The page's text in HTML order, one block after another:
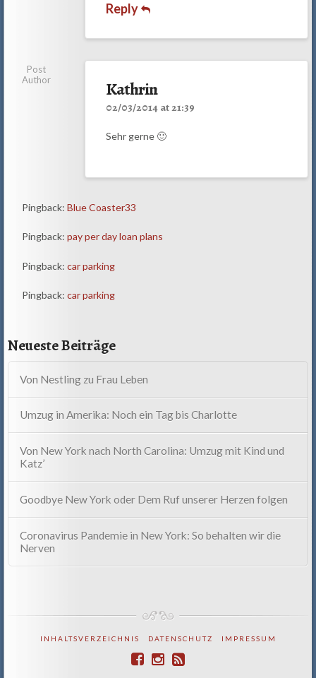
Reply
Post
Author
Kathrin
02/03/2014 at 21:39
Sehr gerne 🙂
Pingback:Blue Coaster33
Pingback:pay per day loan plans
Pingback:car parking
Pingback:car parking
Neueste Beiträge
Von Nestling zu Frau Leben
Umzug in Amerika: Noch ein Tag bis Charlotte
Von New York nach North Carolina: Umzug mit Kind und
Katz’
Goodbye New York oder Dem Ruf unserer Herzen folgen
Coronavirus Pandemie in New York: So behalten wir die
Nerven
INHALTSVERZEICHNIS DATENSCHUTZ IMPRESSUM